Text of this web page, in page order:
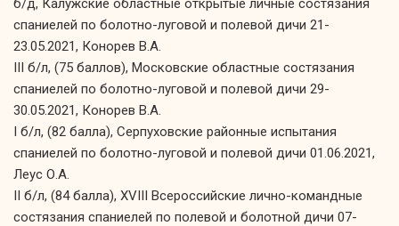
б/д, Калужские областные открытые личные состязания
спаниелей по болотно-луговой и полевой дичи 21-
23.05.2021, Конорев В.А.
III б/л, (75 баллов), Московские областные состязания
спаниелей по болотно-луговой и полевой дичи 29-
30.05.2021, Конорев В.А.
I б/л, (82 балла), Серпуховские районные испытания
спаниелей по болотно-луговой и полевой дичи 01.06.2021,
Леус О.А.
II б/л, (84 балла), XVIII Всероссийские лично-командные
состязания спаниелей по полевой и болотной дичи 07-